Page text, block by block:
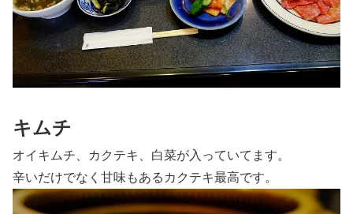
キムチ
オイキムチ、カクテキ、白菜が入っていてます。
辛いだけでなく甘味もあるカクテキ最高です。